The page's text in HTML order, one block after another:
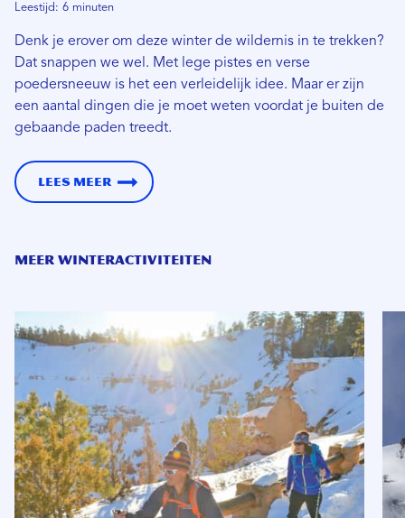
Leestijd: 6 minuten
Denk je erover om deze winter de wildernis in te trekken?
Dat snappen we wel. Met lege pistes en verse
poedersneeuw is het een verleidelijk idee. Maar er zijn
een aantal dingen die je moet weten voordat je buiten de
gebaande paden treedt.
Lees meer
MEER WINTERACTIVITEITEN